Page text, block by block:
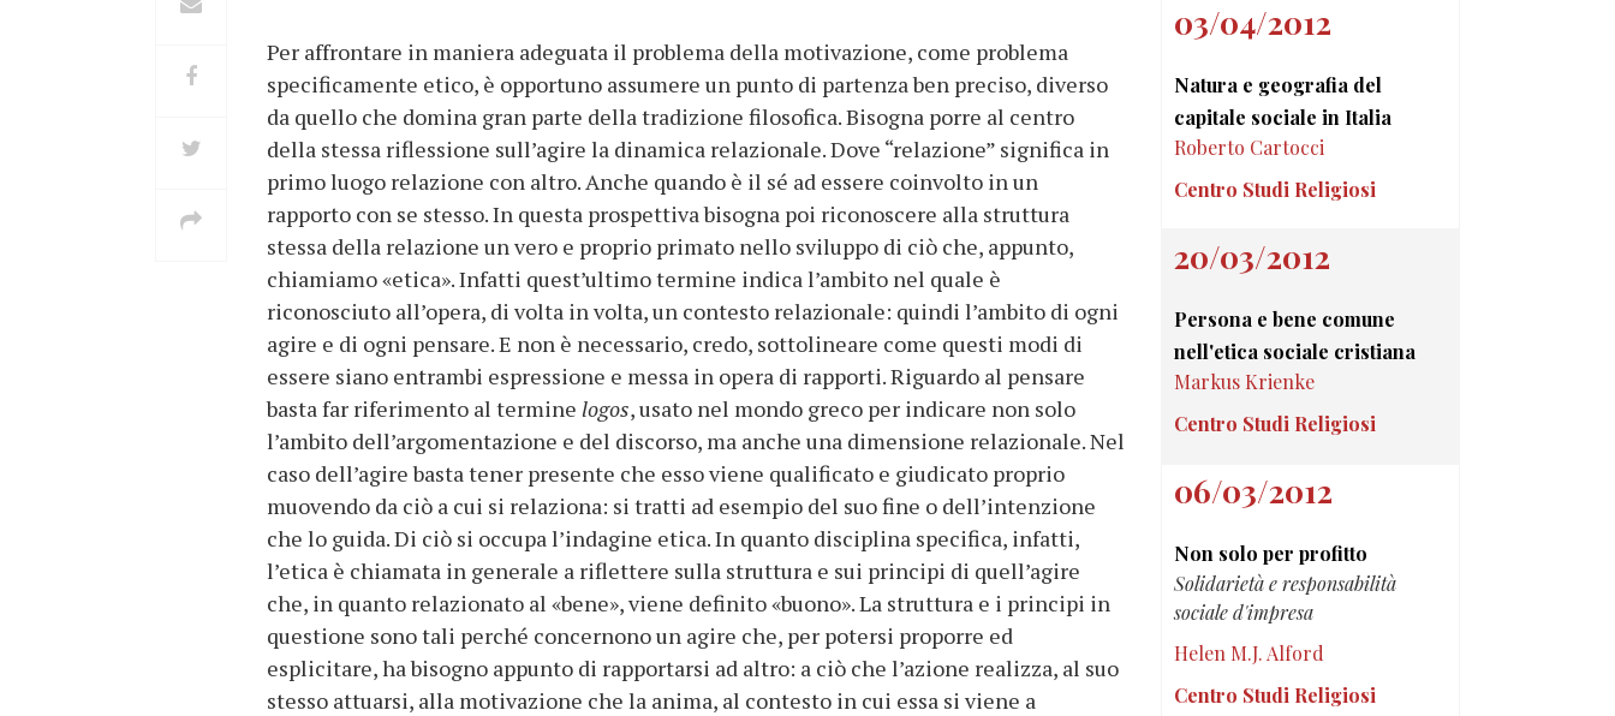
Per affrontare in maniera adeguata il problema della motivazione, come problema
specificamente etico, è opportuno assumere un punto di partenza ben preciso, diverso
da quello che domina gran parte della tradizione filosofica. Bisogna porre al centro
della stessa riflessione sull’agire la dinamica relazionale. Dove “relazione” significa in
primo luogo relazione con altro. Anche quando è il sé ad essere coinvolto in un
rapporto con se stesso. In questa prospettiva bisogna poi riconoscere alla struttura
stessa della relazione un vero e proprio primato nello sviluppo di ciò che, appunto,
chiamiamo «etica». Infatti quest’ultimo termine indica l’ambito nel quale è
riconosciuto all’opera, di volta in volta, un contesto relazionale: quindi l’ambito di ogni
agire e di ogni pensare. E non è necessario, credo, sottolineare come questi modi di
essere siano entrambi espressione e messa in opera di rapporti. Riguardo al pensare
basta far riferimento al termine logos, usato nel mondo greco per indicare non solo
l’ambito dell’argomentazione e del discorso, ma anche una dimensione relazionale. Nel
caso dell’agire basta tener presente che esso viene qualificato e giudicato proprio
muovendo da ciò a cui si relaziona: si tratti ad esempio del suo fine o dell’intenzione
che lo guida. Di ciò si occupa l’indagine etica. In quanto disciplina specifica, infatti,
l’etica è chiamata in generale a riflettere sulla struttura e sui principi di quell’agire
che, in quanto relazionato al «bene», viene definito «buono». La struttura e i principi in
questione sono tali perché concernono un agire che, per potersi proporre ed
esplicitare, ha bisogno appunto di rapportarsi ad altro: a ciò che l’azione realizza, al suo
stesso attuarsi, alla motivazione che la anima, al contesto in cui essa si viene a
03/04/2012
Natura e geografia del
capitale sociale in Italia
Roberto Cartocci
Centro Studi Religiosi
20/03/2012
Persona e bene comune
nell'etica sociale cristiana
Markus Krienke
Centro Studi Religiosi
06/03/2012
Non solo per profitto
Solidarietà e responsabilità
sociale d'impresa
Helen M.J. Alford
Centro Studi Religiosi